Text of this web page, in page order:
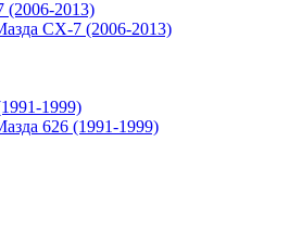
CX-7 (2006-2013)
626 (1991-1999)